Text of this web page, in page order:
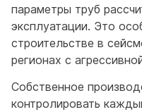
параметры труб
эксплуатации. Это
строительстве в
регионах с
Собственное
контролировать